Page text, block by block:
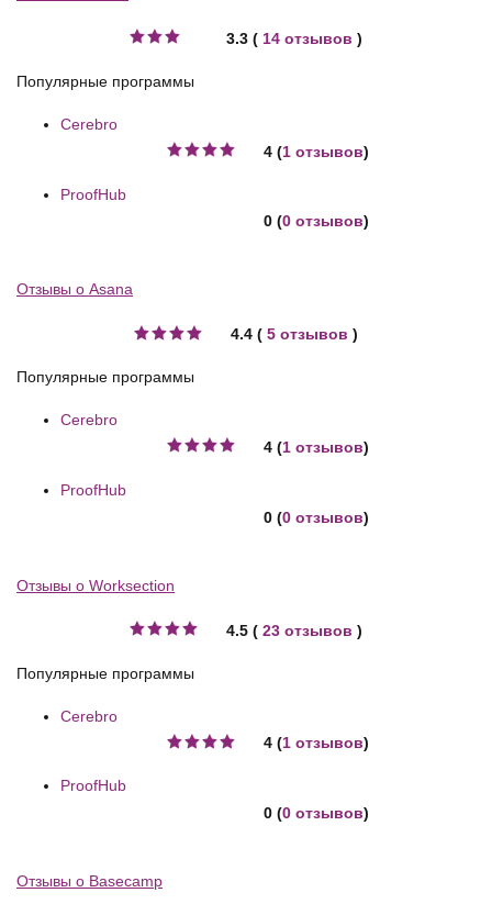
3.3 ( 14 отзывов )
Популярные программы
Cerebro
4 (1 отзывов)
ProofHub
0 (0 отзывов)
Отзывы о Asana
4.4 ( 5 отзывов )
Популярные программы
Cerebro
4 (1 отзывов)
ProofHub
0 (0 отзывов)
Отзывы о Worksection
4.5 ( 23 отзывов )
Популярные программы
Cerebro
4 (1 отзывов)
ProofHub
0 (0 отзывов)
Отзывы о Basecamp